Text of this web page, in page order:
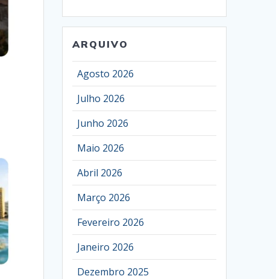
ARQUIVO
Agosto 2026
Julho 2026
Junho 2026
Maio 2026
Abril 2026
Março 2026
Fevereiro 2026
Janeiro 2026
Dezembro 2025